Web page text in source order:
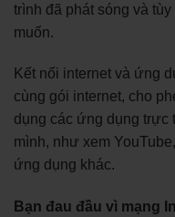
trình đã phát sóng và
muốn.
Kết nối internet và ứng
cùng gói internet, cho
dụng các ứng dụng trực
mình, như xem
ứng dụng khác.
Bạn đau đầu vì mạng